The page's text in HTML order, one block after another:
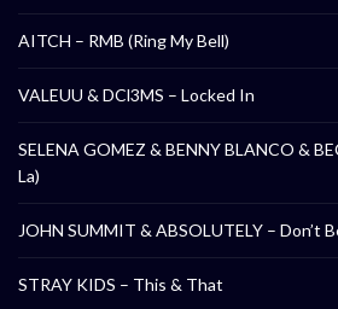
AITCH – RMB (Ring My Bell)
VALEUU & DCl3MS – Locked In
SELENA GOMEZ & BENNY BLANCO &
La)
JOHN SUMMIT & ABSOLUTELY – Don’t
STRAY KIDS – This & That